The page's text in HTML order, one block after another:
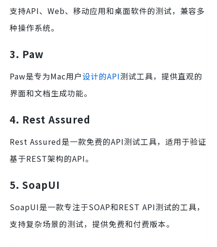
支持API、Web、移动应用和桌面软件的测试，兼容多
种操作系统。
3. Paw
Paw是专为Mac用户设计的API测试工具，提供直观的
界面和文档生成功能。
4. Rest Assured
Rest Assured是一款免费的API测试工具，适用于验证
基于REST架构的API。
5. SoapUI
SoapUI是一款专注于SOAP和REST API测试的工具，
支持复杂场景的测试，提供免费和付费版本。